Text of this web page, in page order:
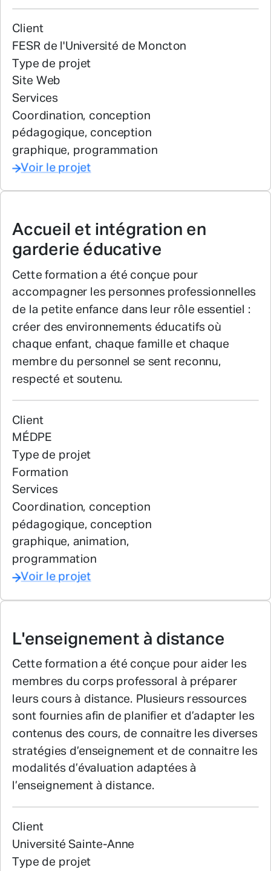
Client
FESR de l'Université de Moncton
Type de projet
Site Web
Services
Coordination, conception
pédagogique, conception
graphique, programmation
Voir le projet
Accueil et intégration en
garderie éducative
Cette formation a été conçue pour
accompagner les personnes professionnelles
de la petite enfance dans leur rôle essentiel :
créer des environnements éducatifs où
chaque enfant, chaque famille et chaque
membre du personnel se sent reconnu,
respecté et soutenu.
Client
MÉDPE
Type de projet
Formation
Services
Coordination, conception
pédagogique, conception
graphique, animation,
programmation
Voir le projet
L'enseignement à distance
Cette formation a été conçue pour aider les
membres du corps professoral à préparer
leurs cours à distance. Plusieurs ressources
sont fournies afin de planifier et d’adapter les
contenus des cours, de connaitre les diverses
stratégies d’enseignement et de connaitre les
modalités d’évaluation adaptées à
l’enseignement à distance.
Client
Université Sainte-Anne
Type de projet